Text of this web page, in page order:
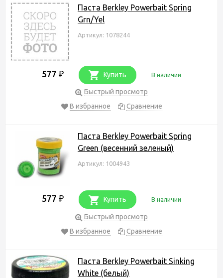
Паста Berkley Powerbait Spring
Grn/Yel
Артикул: 1078244
577 ₽ Купить В наличии
Быстрый просмотр
В избранное
Сравнение
Паста Berkley Powerbait Spring
Green (весенний зеленый)
Артикул: 1004943
577 ₽ Купить В наличии
Быстрый просмотр
В избранное
Сравнение
Паста Berkley Powerbait Sinking
White (белый)